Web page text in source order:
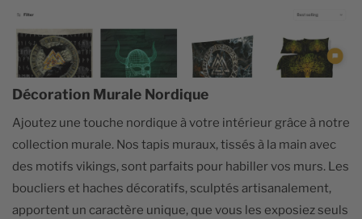
Décoration Murale Nordique
Ajoutez une touche nordique à votre intérieur grâce à notre
collection murale. Nos tapis muraux, tissés à la main avec
des motifs vikings, sont parfaits pour habiller vos murs. Les
boucliers et haches décoratifs, sculptés artisanalement,
apportent un caractère unique, que vous les exposiez seuls